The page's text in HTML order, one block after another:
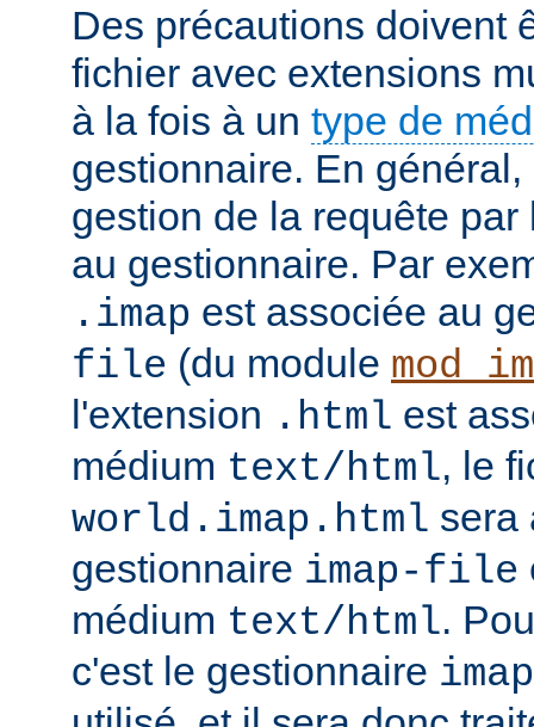
Des précautions doivent
fichier avec extensions
à la fois à un type de
gestionnaire. En
gestion de la requête
au gestionnaire. Par
.imap est associée au
file (du module
l'extension .html est
médium text/html, le
world.imap.html sera
gestionnaire imap-file
médium text/html.
c'est le gestionnaire